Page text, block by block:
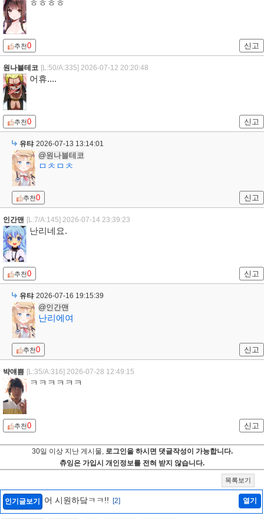
ㅎㅎㅎㅎ
추천0 신고
원나블테코 [L:50/A:335] 2026-07-12 20:20:48
어휴....
추천0 신고
유탸 2026-07-13 13:14:01
@원나블테코
ㅁㅊㅁㅊ
추천0 신고
인간맨 [L:7/A:145] 2026-07-14 23:39:23
난리네요.
추천0 신고
유탸 2026-07-16 19:15:39
@인간맨
난리에여
추천0 신고
뱍얘쁨 [L:35/A:316] 2026-07-28 12:49:15
ㅋㅋㅋㅋㅋㅋ
추천0 신고
30일 이상 지난 게시물,
로그인을 하시면 댓글작성이 가능합니다.
츄잉은 가입시 개인정보를 전혀 받지 않습니다.
목록보기
인기글보기 어 시원하닼ㅋㅋ!! [2] 열기